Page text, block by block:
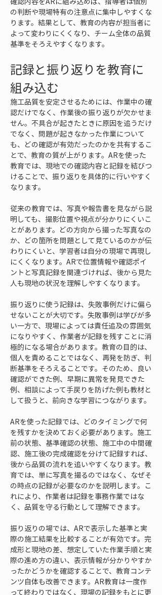
の判断や現場特有の注意点に集中しやすくな
ります。結果として、教育の内容が担当者に
よって変わりにくくなり、チーム全体の品質
基準をそろえやすくなります。
記録と振り返りを教育に
組み込む
施工品質を安定させるためには、作業中の確
認だけでなく、作業後の振り返りが欠かせま
せん。不具合が起きたときに原因を追うだけ
でなく、問題が起きなかった作業について
も、どの確認が有効だったのかを共有するこ
とで、教育の質が上がります。ARを使った
教育では、現地での確認内容と記録を結びつ
けることで、振り返りを具体的に行いやすく
なります。
従来の教育では、写真や報告書を見ながら説
明しても、撮影位置や視点が分かりにくいこ
とがあります。どの方向から撮った写真なの
か、どの箇所を問題として見ているのかが伝
わりにくいと、学習者は自分の現場で再現し
にくくなります。ARで位置情報や確認ポイ
ントと写真記録を関連づければ、後から見た
人も現地の状況を理解しやすくなります。
振り返りに使う記録は、失敗事例だけに偏ら
せないことが大切です。失敗事例は学びが多
い一方で、現場によっては責任追及の雰囲気
になりやすく、作業者が記録を残すことに消
極的になる場合があります。教育の目的は、
個人を責めることではなく、再発を防ぎ、判
断基準をそろえることです。そのため、良い
確認ができた例、早期に異常を発見できた
例、相談によって手戻りを防げた例も教材と
して扱うと、前向きな学習につながります。
ARを使った記録では、どのタイミングで何
を残すかを決めておく必要があります。施工
前の状態、基準確認の状態、施工中の中間確
認、施工後の完成確認を分けて記録すれば、
後から品質の流れを追いやすくなります。教
育では、単に写真を撮るのではなく、なぜそ
の時点の記録が必要なのかを説明します。こ
れにより、作業者は記録を事務作業ではな
く、品質を守る行動として理解できます。
振り返りの場では、ARで表示した基準と実
際の施工結果を比較することが有効です。完
成形と現地の差、想定していた作業手順と実
際の進め方の違い、表示情報が分かりやすか
ったかどうかを確認することで、教育コンテ
ンツ自体も改善できます。AR教育は一度作
って終わりではなく、現場の記録をもとに更